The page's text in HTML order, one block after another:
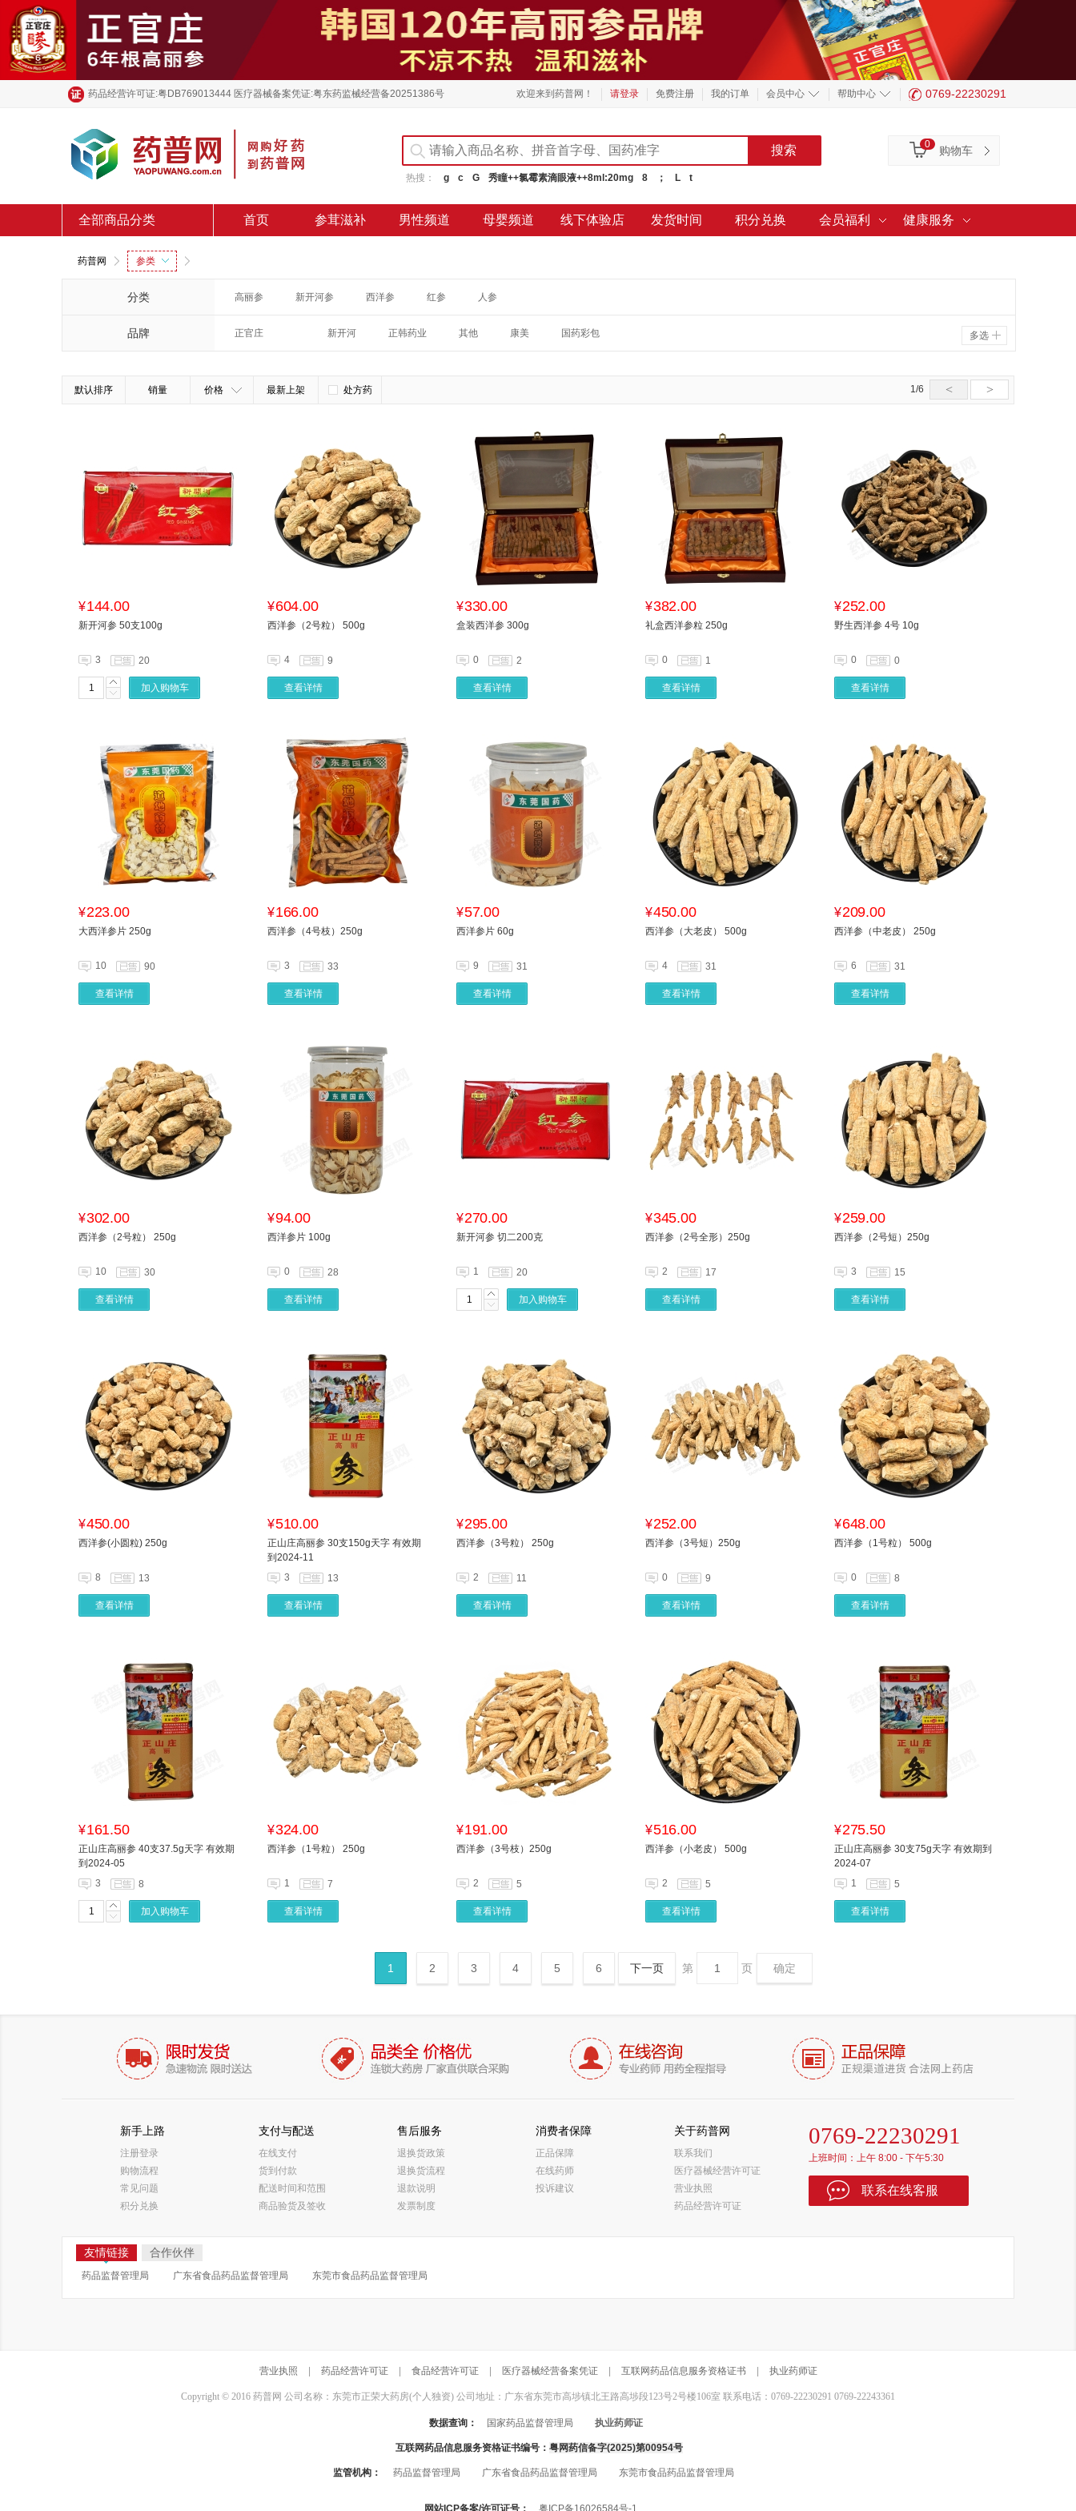
药品经营许可证:粤DB769013444 医疗器械备案凭证:粤东药监械经营备20251386号 欢迎来到药普网！ 请登录 免费注册 我的订单 会员中心 帮助中心 0769-22230291
热搜： g c G 秀瞳++氯霉素滴眼液++8ml:20mg 8 ； L t
购物车
0
全部商品分类 首页 参茸滋补 男性频道 母婴频道 线下体验店 发货时间 积分兑换 会员福利 健康服务
药普网 参类
分类 高丽参 新开河参 西洋参 红参 人参
品牌 正官庄 新开河 正韩药业 其他 康美 国药彩包 多选
默认排序 销量 价格 最新上架 处方药 1/6 < >
¥144.00
新开河参 50支100g
3 20
加入购物车
¥604.00
西洋参（2号粒） 500g
4 9
查看详情
¥330.00
盒装西洋参 300g
0 2
查看详情
¥382.00
礼盒西洋参粒 250g
0 1
查看详情
¥252.00
野生西洋参 4号 10g
0 0
查看详情
¥223.00
大西洋参片 250g
10 90
查看详情
¥166.00
西洋参（4号枝）250g
3 33
查看详情
¥57.00
西洋参片 60g
9 31
查看详情
¥450.00
西洋参（大老皮） 500g
4 31
查看详情
¥209.00
西洋参（中老皮） 250g
6 31
查看详情
¥302.00
西洋参（2号粒） 250g
10 30
查看详情
¥94.00
西洋参片 100g
0 28
查看详情
¥270.00
新开河参 切二200克
1 20
加入购物车
¥345.00
西洋参（2号全形）250g
2 17
查看详情
¥259.00
西洋参（2号短）250g
3 15
查看详情
¥450.00
西洋参(小圆粒) 250g
8 13
查看详情
¥510.00
正山庄高丽参 30支150g天字 有效期
到2024-11
3
13
查看详情
¥295.00
西洋参（3号粒） 250g
2 11
查看详情
¥252.00
西洋参（3号短）250g
0 9
查看详情
¥648.00
西洋参（1号粒） 500g
0 8
查看详情
¥161.50
正山庄高丽参 40支37.5g天字 有效期
到2024-05
3
8
加入购物车
¥324.00
西洋参（1号粒） 250g
1 7
查看详情
¥191.00
西洋参（3号枝）250g
2 5
查看详情
¥516.00
西洋参（小老皮） 500g
2 5
查看详情
¥275.50
正山庄高丽参 30支75g天字 有效期到
2024-07
1
5
查看详情
1 2 3 4 5 6 下一页 第 页 确定
新手上路
注册登录
购物流程
常见问题
积分兑换
支付与配送
在线支付
货到付款
配送时间和范围
商品验货及签收
售后服务
退换货政策
退换货流程
退款说明
发票制度
消费者保障
正品保障
在线药师
投诉建议
关于药普网
联系我们
医疗器械经营许可证
营业执照
药品经营许可证
0769-22230291
上班时间：上午 8:00 - 下午5:30
联系在线客服
友情链接 合作伙伴
药品监督管理局 广东省食品药品监督管理局 东莞市食品药品监督管理局
营业执照 药品经营许可证 食品经营许可证 医疗器械经营备案凭证 互联网药品信息服务资格证书 执业药师证
Copyright © 2016 药普网 公司名称：东莞市正荣大药房(个人独资) 公司地址：广东省东莞市高埗镇北王路高埗段123号2号楼106室 联系电话：0769-22230291 0769-22243361
数据查询： 国家药品监督管理局 执业药师证
互联网药品信息服务资格证书编号： 粤网药信备字(2025)第00954号
监管机构： 药品监督管理局 广东省食品药品监督管理局 东莞市食品药品监督管理局
网站ICP备案/许可证号： 粤ICP备16026584号-1